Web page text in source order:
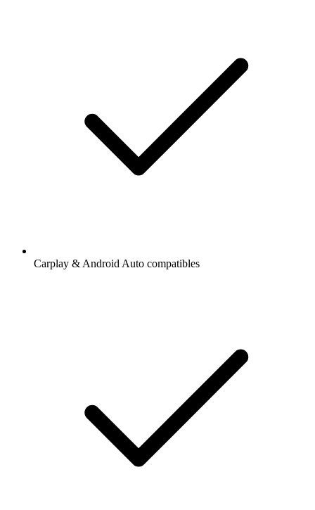
Carplay & Android Auto compatibles